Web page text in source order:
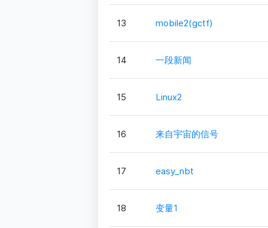
13 mobile2(gctf)
14 一段新闻
15 Linux2
16 来自宇宙的信号
17 easy_nbt
18 变量1